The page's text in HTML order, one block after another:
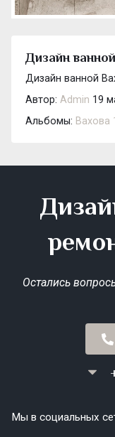
Дизайн
Дизайн ванной
Автор: Admin 19
Альбомы: Вахова
Остались
Мы в социальных